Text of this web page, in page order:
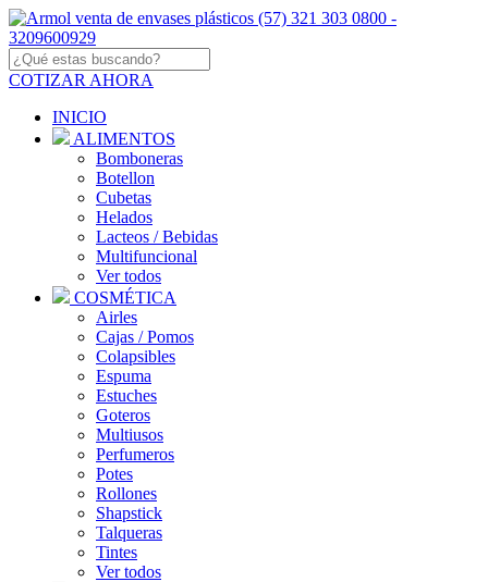
COTIZAR AHORA
INICIO
ALIMENTOS
Bomboneras
Botellon
Cubetas
Helados
Lacteos / Bebidas
Multifuncional
Ver todos
COSMÉTICA
Airles
Cajas / Pomos
Colapsibles
Espuma
Estuches
Goteros
Multiusos
Perfumeros
Potes
Rollones
Shapstick
Talqueras
Tintes
Ver todos